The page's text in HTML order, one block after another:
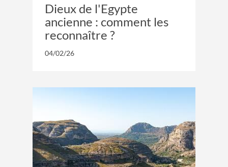
Dieux de l'Egypte
ancienne : comment les
reconnaître ?
04/02/26